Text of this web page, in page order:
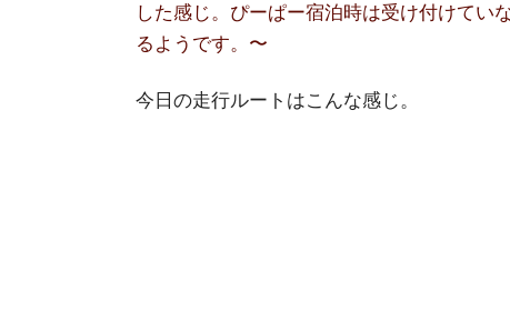
した感じ。ぴーぱー宿泊時は受け付けてい
るようです。〜
今日の走行ルートはこんな感じ。